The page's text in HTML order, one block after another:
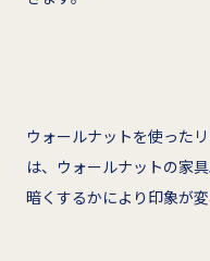
ウォールナットを使った
は、ウォールナットの家
暗くするかにより印象が変